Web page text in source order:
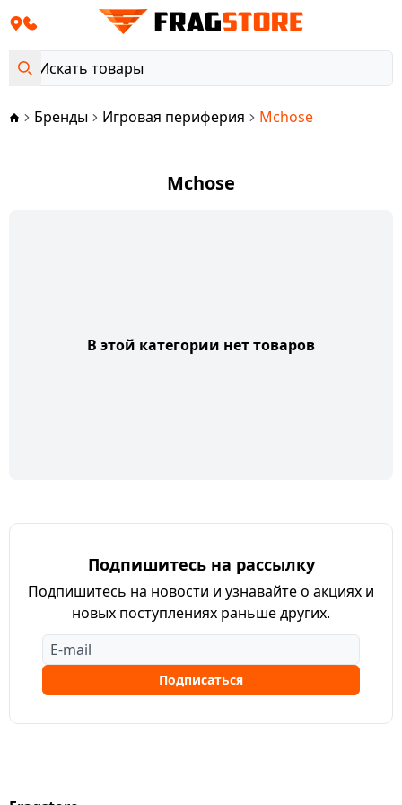
Бренды Игровая периферия Mchose
Mchose
В этой категории нет товаров
Подпишитесь на рассылку
Подпишитесь на новости и узнавайте о акциях и
новых поступлениях раньше других.
Подписаться